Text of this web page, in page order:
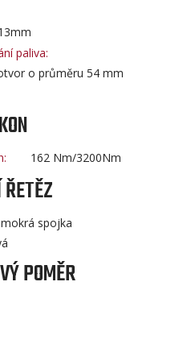
paliva:
o průměru 54 mm
162 Nm/3200Nm
spojka
POMĚR